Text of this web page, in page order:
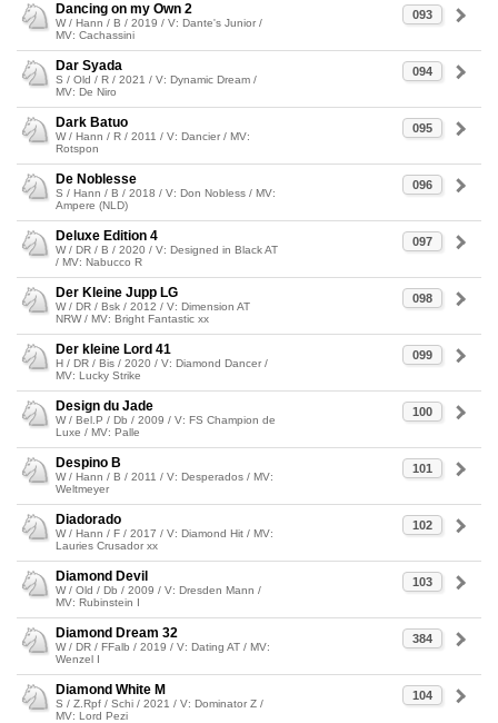
093
Dancing on my Own 2
W / Hann / B / 2019 / V: Dante's Junior /
MV: Cachassini
094
Dar Syada
S / Old / R / 2021 / V: Dynamic Dream /
MV: De Niro
095
Dark Batuo
W / Hann / R / 2011 / V: Dancier / MV:
Rotspon
096
De Noblesse
S / Hann / B / 2018 / V: Don Nobless / MV:
Ampere (NLD)
097
Deluxe Edition 4
W / DR / B / 2020 / V: Designed in Black AT
/ MV: Nabucco R
098
Der Kleine Jupp LG
W / DR / Bsk / 2012 / V: Dimension AT
NRW / MV: Bright Fantastic xx
099
Der kleine Lord 41
H / DR / Bis / 2020 / V: Diamond Dancer /
MV: Lucky Strike
100
Design du Jade
W / Bel.P / Db / 2009 / V: FS Champion de
Luxe / MV: Palle
101
Despino B
W / Hann / B / 2011 / V: Desperados / MV:
Weltmeyer
102
Diadorado
W / Hann / F / 2017 / V: Diamond Hit / MV:
Lauries Crusador xx
103
Diamond Devil
W / Old / Db / 2009 / V: Dresden Mann /
MV: Rubinstein I
384
Diamond Dream 32
W / DR / FFalb / 2019 / V: Dating AT / MV:
Wenzel I
104
Diamond White M
S / Z.Rpf / Schi / 2021 / V: Dominator Z /
MV: Lord Pezi